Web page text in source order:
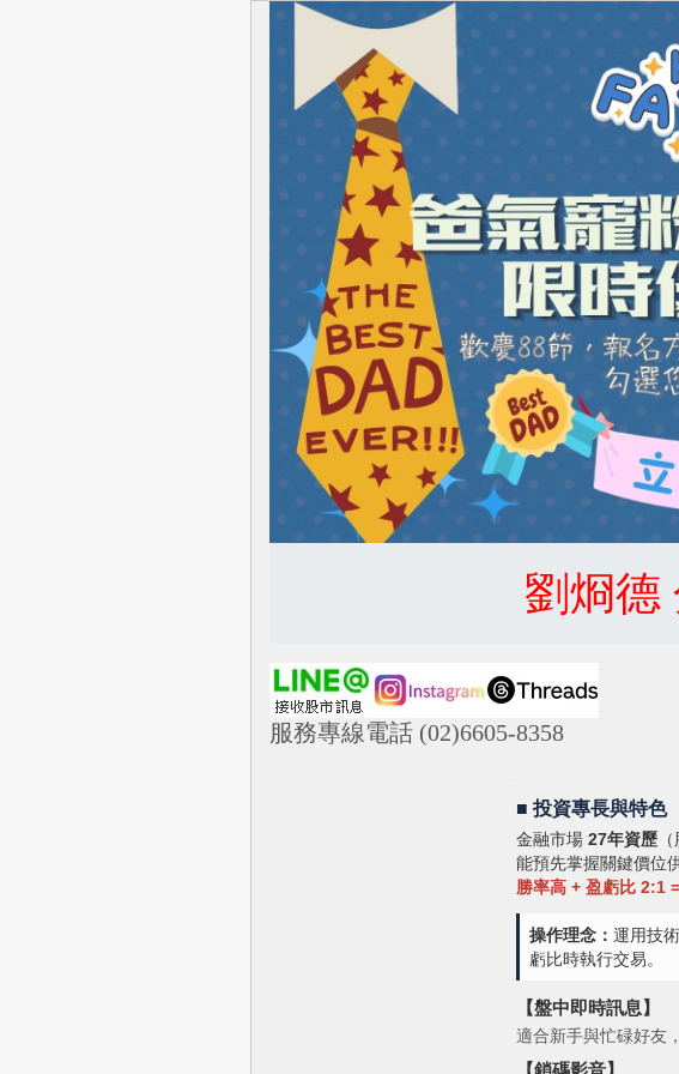
劉烱德
服務專線電話 (02)6605-8358
■ 投資專長與特色
金融市場 27年資歷
能預先掌握關鍵價位
勝率高 + 盈虧比 2:1
操作理念： 運用技
虧比時執行交易。
【盤中即時訊息】
適合新手與忙碌好友